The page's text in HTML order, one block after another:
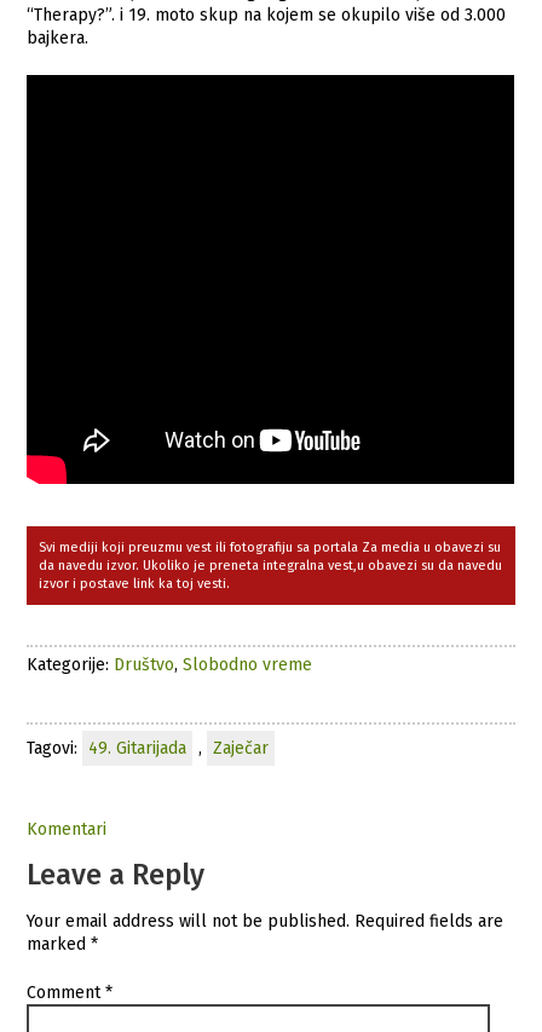
“Therapy?”. i 19. moto skup na kojem se okupilo više od 3.000
bajkera.
Svi mediji koji preuzmu vest ili fotografiju sa portala Za media u obavezi su
da navedu izvor. Ukoliko je preneta integralna vest,u obavezi su da navedu
izvor i postave link ka toj vesti.
Kategorije: Društvo,Slobodno vreme
Tagovi: 49. Gitarijada , Zaječar
Komentari
Leave a Reply
Your email address will not be published. Required fields are
marked*
Comment*